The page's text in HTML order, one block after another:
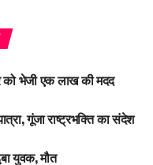
को भेजी एक लाख की मदद
गूंजा राष्ट्रभक्ति का संदेश
युवक, मौत